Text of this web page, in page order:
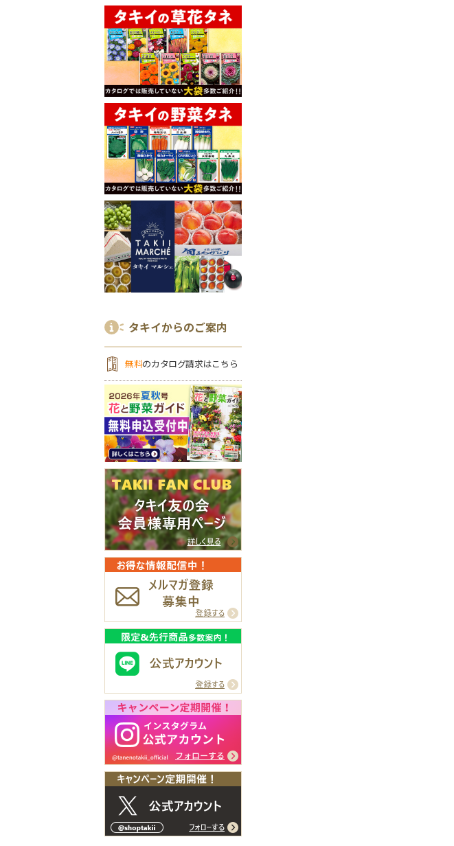
タキイからのご案内
無料のカタログ請求はこちら